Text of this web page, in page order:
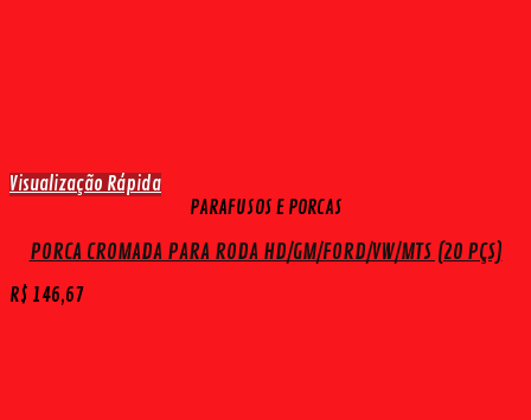
Visualização Rápida
PARAFUSOS E PORCAS
PORCA CROMADA PARA RODA HD/GM/FORD/VW/MTS (20 PÇS)
R$ 146,67